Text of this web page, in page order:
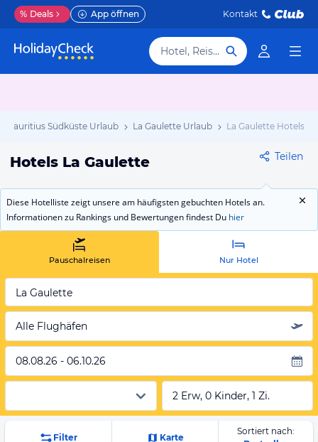
% Deals App öffnen Kontakt
Hotel, Reiseziel
Mauritius Südküste Urlaub La Gaulette Urlaub La Gaulette Hotels
Hotels La Gaulette Teilen
Diese Hotelliste zeigt unsere am häufigsten gebuchten Hotels an.
Informationen zu Rankings und Bewertungen findest Du hier
Pauschalreisen Nur Hotel
La Gaulette
Alle Flughäfen
08.08.26 - 06.10.26
2 Erw, 0 Kinder, 1 Zi.
Filter Karte
Sortiert nach: